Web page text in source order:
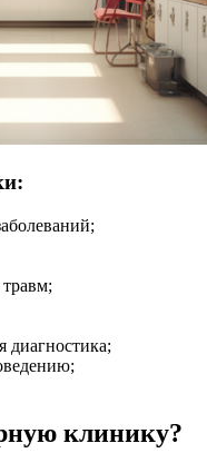
диагностика;
клинику?